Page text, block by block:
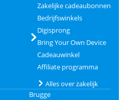
Zakelijke cadeaubonnen
Bedrijfswinkels
Digisprong
Bring Your Own Device
Cadeauwinkel
Affiliate programma
Alles over zakelijk
Brugge